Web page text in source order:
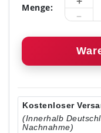
Menge:
Kostenloser
(Innerhalb
Nachnahme)